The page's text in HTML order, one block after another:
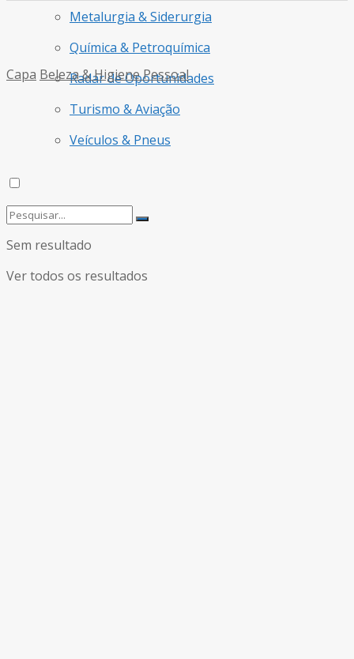
Metalurgia & Siderurgia
Química & Petroquímica
Radar de Oportunidades
Turismo & Aviação
Veículos & Pneus
Sem resultado
Ver todos os resultados
Capa Beleza & Higiene Pessoal